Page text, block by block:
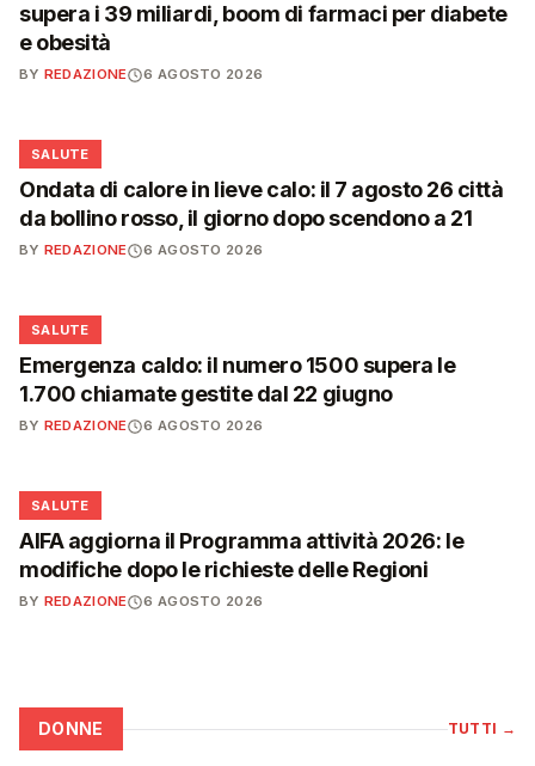
supera i 39 miliardi, boom di farmaci per diabete
e obesità
BY REDAZIONE 6 AGOSTO 2026
❤️
SALUTE
Ondata di calore in lieve calo: il 7 agosto 26 città
da bollino rosso, il giorno dopo scendono a 21
BY REDAZIONE 6 AGOSTO 2026
❤️
SALUTE
Emergenza caldo: il numero 1500 supera le
1.700 chiamate gestite dal 22 giugno
BY REDAZIONE 6 AGOSTO 2026
❤️
SALUTE
AIFA aggiorna il Programma attività 2026: le
modifiche dopo le richieste delle Regioni
BY REDAZIONE 6 AGOSTO 2026
DONNE TUTTI →